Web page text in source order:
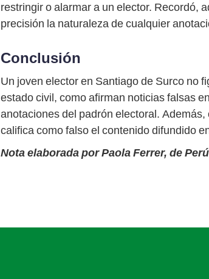
restringir o alarmar a un elector. Recordó,
precisión la naturaleza de cualquier
Conclusión
Un joven elector en Santiago de Surco no
estado civil, como afirman noticias falsas
anotaciones del padrón electoral.
califica como falso el contenido difundido
Nota elaborada por Paola Ferrer, de